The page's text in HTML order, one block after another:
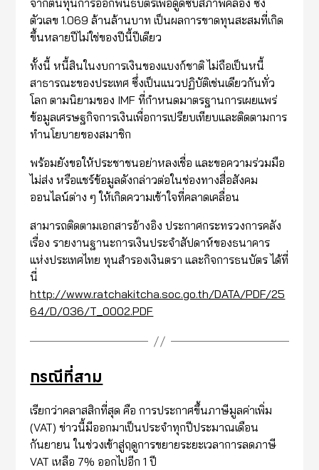
จากต้นทุนการออกพันธบัตรเพื่อดูดซับสภาพคล่อง ซึ่ง
ตัวเลข 1.069 ล้านล้านบาท เป็นผลการขาดทุนสะสมที่เกิด
ขึ้นหลายปีไม่ใช่ของปีนี้ปีเดียว
ทั้งนี้ หนี้สินในงบการเงินของแบงก์ชาติ ไม่ถือเป็นหนี้
สาธารณะของประเทศ ซึ่งเป็นแนวปฏิบัติเช่นเดียวกันทั่ว
โลก ตามนิยามของ IMF ที่กำหนดมาตรฐานการเผยแพร่
ข้อมูลเศรษฐกิจการเงินเพื่อการเปรียบเทียบและติดตามการ
ทำนโยบายของสมาชิก
พร้อมยังขอให้ประชาชนอย่าหลงเชื่อ และขอความร่วมมือ
ไม่ส่ง หรือแชร์ข้อมูลดังกล่าวต่อในช่องทางสื่อสังคม
ออนไลน์ต่าง ๆ ให้เกิดความเข้าใจที่คลาดเคลื่อน
สามารถติดตามเอกสารอ้างอิง ประกาศกระทรวงการคลัง
เรื่อง รายงานฐานะการเงินประจำสัปดาห์ของธนาคาร
แห่งประเทศไทย ทุนสำรองเงินตรา และกิจการธนบัตร ได้ที่
นี่
http://www.ratchakitcha.soc.go.th/DATA/PDF/25
64/D/036/T_0002.PDF
กรณีที่สาม
เรียกว่าคลาสสิกที่สุด คือ การประกาศขึ้นภาษีมูลค่าเพิ่ม
(VAT) ข่าวนี้มีออกมาเป็นประจำทุกปีประมาณเดือน
กันยายน ในช่วงเข้าสู่ฤดูการขยายระยะเวลาการลดภาษี
VAT เหลือ 7% ออกไปอีก 1 ปี